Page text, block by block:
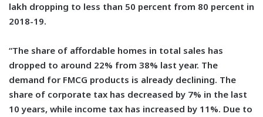
lakh dropping to less than 50 percent from 80 percent in
2018-19.
“The share of affordable homes in total sales has
dropped to around 22% from 38% last year. The
demand for FMCG products is already declining. The
share of corporate tax has decreased by 7% in the last
10 years, while income tax has increased by 11%. Due to